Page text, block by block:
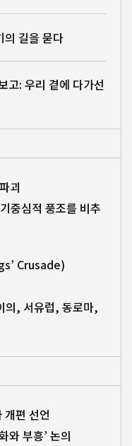
길을 묻다
고: 우리 곁에 다가선
괴
중심적 풍조를 비추
Crusade)
의, 서유럽, 동로마,
개편 선언
와 부흥’ 논의